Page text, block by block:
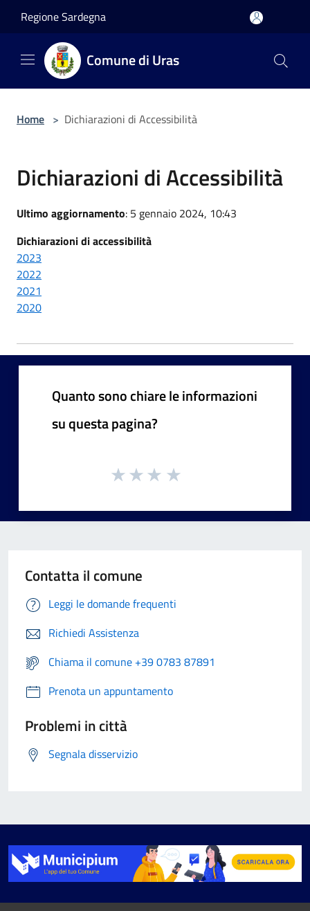
Regione Sardegna
Comune di Uras
Home > Dichiarazioni di Accessibilità
Dichiarazioni di Accessibilità
Ultimo aggiornamento: 5 gennaio 2024, 10:43
Dichiarazioni di accessibilità
2023
2022
2021
2020
Quanto sono chiare le informazioni
su questa pagina?
Contatta il comune
Leggi le domande frequenti
Richiedi Assistenza
Chiama il comune +39 0783 87891
Prenota un appuntamento
Problemi in città
Segnala disservizio